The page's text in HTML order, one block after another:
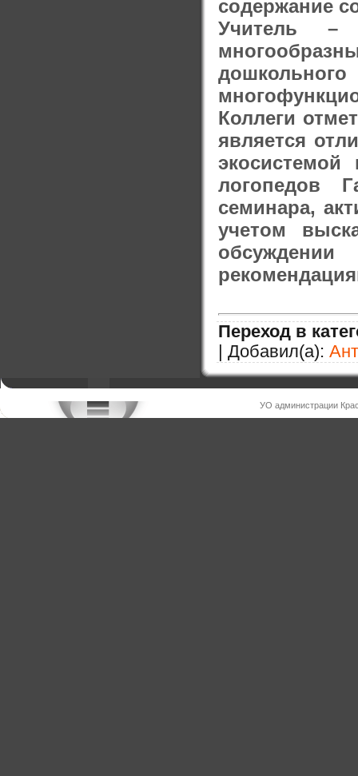
содержание
Учитель –
Коллеги
является
логопедов
семинара,
учетом
Переход в
| Добавил(а):
УО администрации